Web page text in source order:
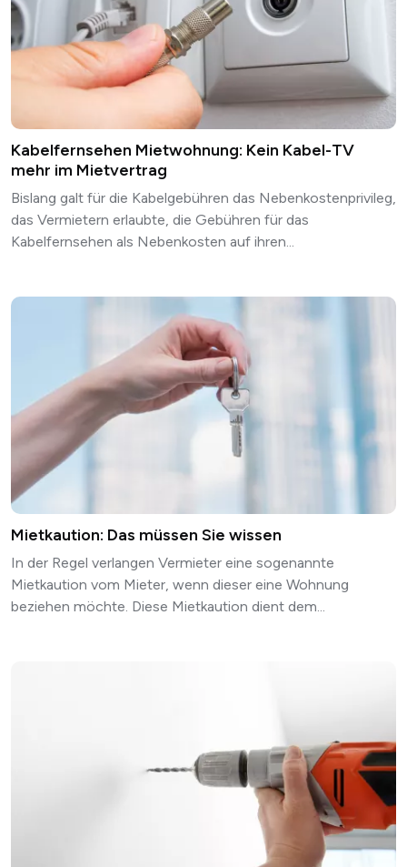
Kabelfernsehen Mietwohnung: Kein Kabel-TV
mehr im Mietvertrag
Bislang galt für die Kabelgebühren das Nebenkostenprivileg,
das Vermietern erlaubte, die Gebühren für das
Kabelfernsehen als Nebenkosten auf ihren...
Mietkaution: Das müssen Sie wissen
In der Regel verlangen Vermieter eine sogenannte
Mietkaution vom Mieter, wenn dieser eine Wohnung
beziehen möchte. Diese Mietkaution dient dem...